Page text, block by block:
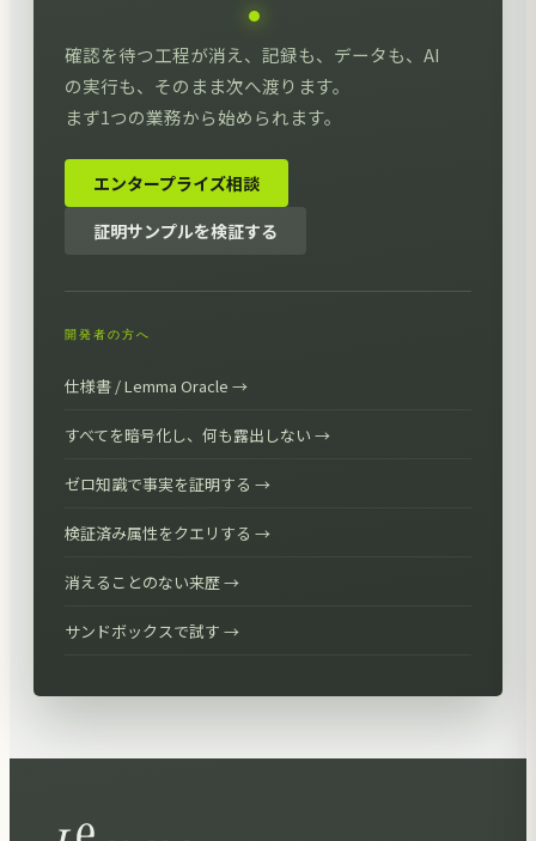
確認を待つ工程が消え、記録も、データも、AI
の実行も、そのまま次へ渡ります。
まず1つの業務から始められます。
エンタープライズ相談
証明サンプルを検証する
開発者の方へ
仕様書 / Lemma Oracle →
すべてを暗号化し、何も露出しない →
ゼロ知識で事実を証明する →
検証済み属性をクエリする →
消えることのない来歴 →
サンドボックスで試す →